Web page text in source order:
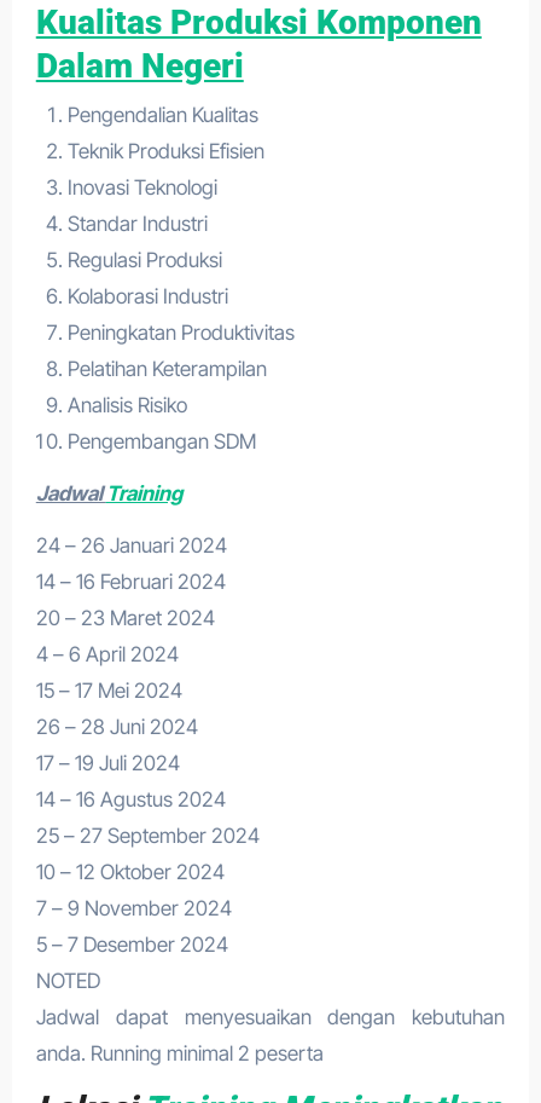
Kualitas Produksi Komponen
Dalam Negeri
Pengendalian Kualitas
Teknik Produksi Efisien
Inovasi Teknologi
Standar Industri
Regulasi Produksi
Kolaborasi Industri
Peningkatan Produktivitas
Pelatihan Keterampilan
Analisis Risiko
Pengembangan SDM
JadwalTraining
24 – 26 Januari 2024
14 – 16 Februari 2024
20 – 23 Maret 2024
4 – 6 April 2024
15 – 17 Mei 2024
26 – 28 Juni 2024
17 – 19 Juli 2024
14 – 16 Agustus 2024
25 – 27 September 2024
10 – 12 Oktober 2024
7 – 9 November 2024
5 – 7 Desember 2024
NOTED
Jadwal dapat menyesuaikan dengan kebutuhan
anda. Running minimal 2 peserta